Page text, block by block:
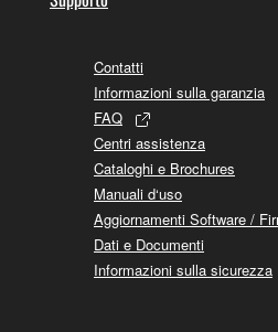
Contatti
Informazioni sulla garanzia
FAQ
Centri assistenza
Cataloghi e Brochures
Manuali d‘uso
Aggiornamenti Software /
Dati e Documenti
Informazioni sulla sicurezza